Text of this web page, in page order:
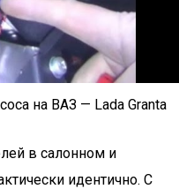
на ВАЗ — Lada Granta
в салонном и
идентично. С